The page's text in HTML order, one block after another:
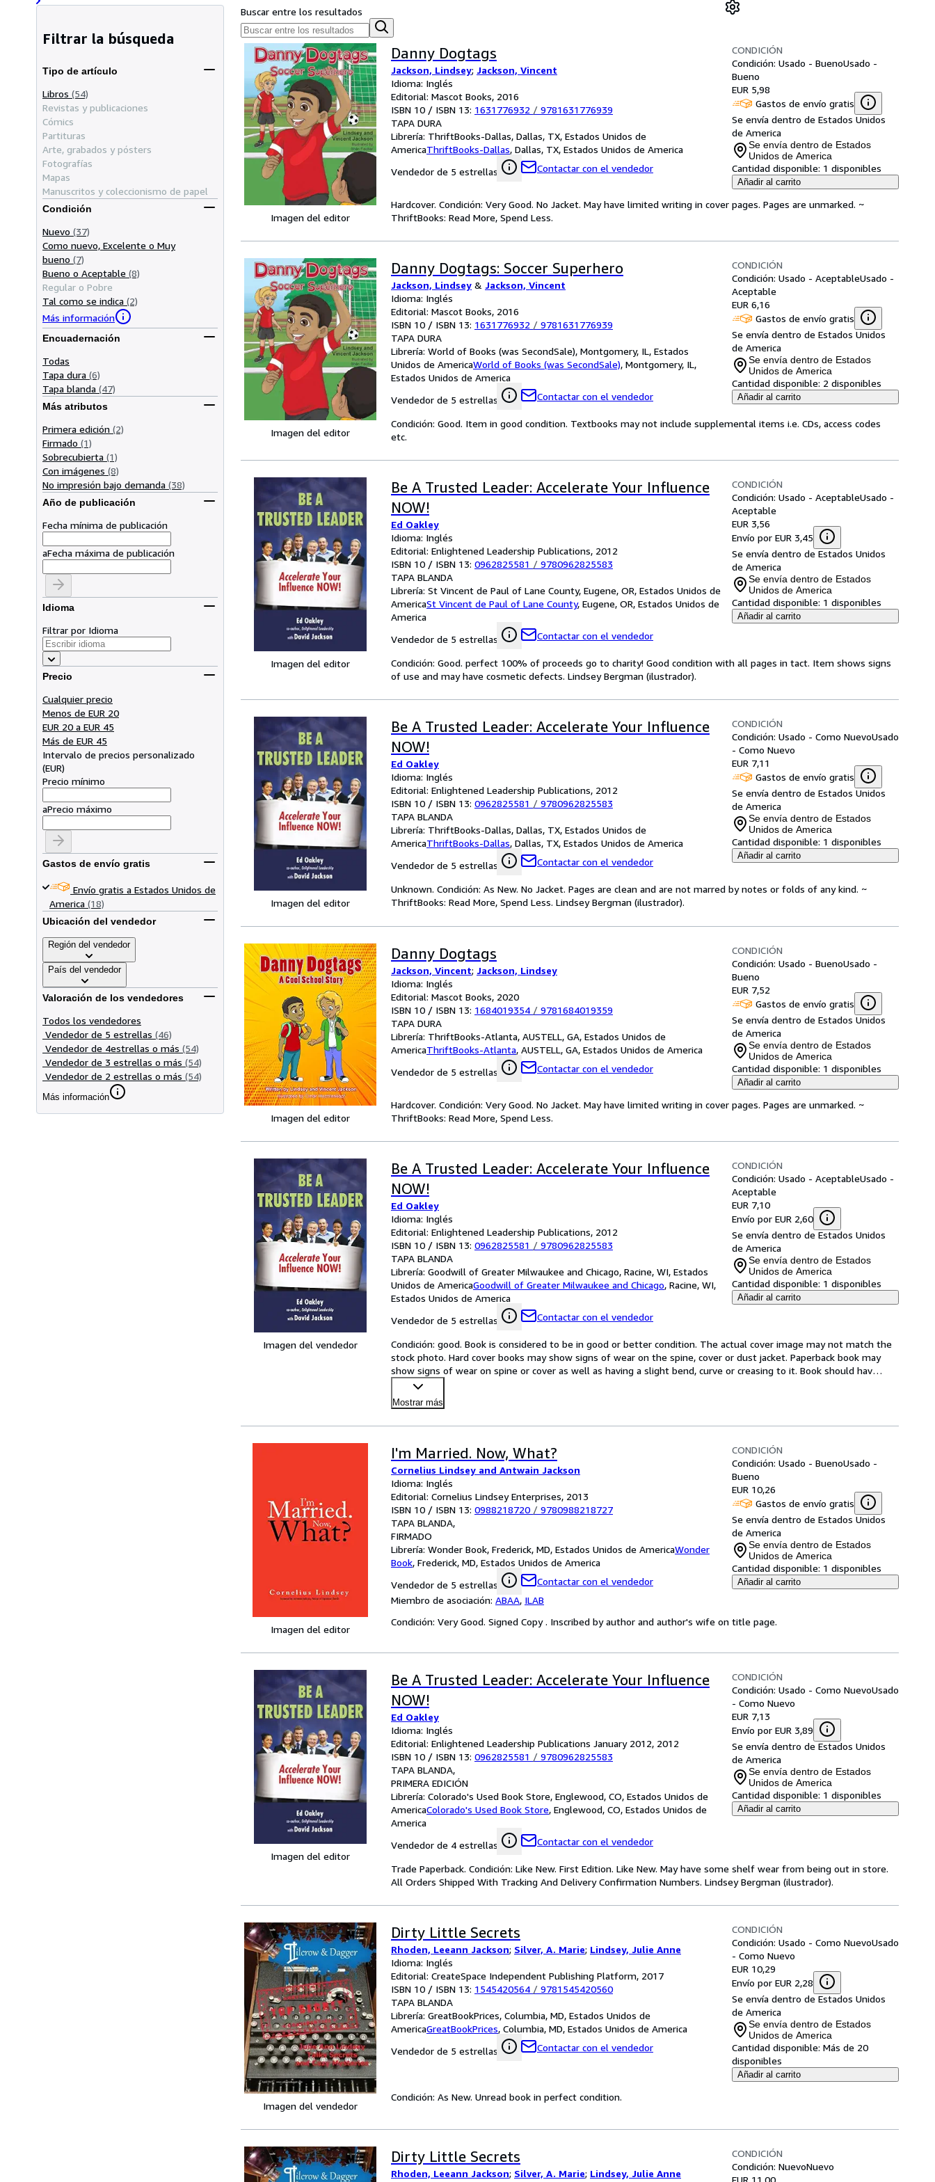
Filtrar la búsqueda
Tipo de artículo
Libros (54)
Revistas y publicaciones
Cómics
Partituras
Arte, grabados y pósters
Fotografías
Mapas
Manuscritos y coleccionismo de papel
Condición
Nuevo (37)
Como nuevo, Excelente o Muy
bueno (7)
Bueno o Aceptable (8)
Regular o Pobre
Tal como se indica (2)
Más información
Encuadernación
Todas
Tapa dura (6)
Tapa blanda (47)
Más atributos
Primera edición (2)
Firmado (1)
Sobrecubierta (1)
Con imágenes (8)
No impresión bajo demanda (38)
Año de publicación
Fecha mínima de publicación
aFecha máxima de publicación
Idioma
Filtrar por Idioma
Precio
Cualquier precio
Menos de EUR 20
EUR 20 a EUR 45
Más de EUR 45
Intervalo de precios personalizado
(EUR)
Precio mínimo
aPrecio máximo
Gastos de envío gratis
Envío gratis a Estados Unidos de
America (18)
Ubicación del vendedor
Región del vendedor
País del vendedor
Valoración de los vendedores
Todos los vendedores
Vendedor de 5 estrellas (46)
Vendedor de 4estrellas o más (54)
Vendedor de 3 estrellas o más (54)
Vendedor de 2 estrellas o más (54)
Más información
Buscar entre los resultados
Imagen del editor
Danny Dogtags
Jackson, Lindsey; Jackson, Vincent
Idioma: Inglés
Editorial: Mascot Books, 2016
ISBN 10 / ISBN 13: 1631776932 / 9781631776939
TAPA DURA
Librería: ThriftBooks-Dallas, Dallas, TX, Estados Unidos de
AmericaThriftBooks-Dallas, Dallas, TX, Estados Unidos de America
Vendedor de 5 estrellas
Contactar con el vendedor
CONDICIÓN
Condición: Usado - BuenoUsado -
Bueno
EUR 5,98
Gastos de envío gratis
Se envía dentro de Estados Unidos
de America
Se envía dentro de Estados
Unidos de America
Cantidad disponible: 1 disponibles
Añadir al carrito
Hardcover. Condición: Very Good. No Jacket. May have limited writing in cover pages. Pages are unmarked. ~
ThriftBooks: Read More, Spend Less.
Imagen del editor
Danny Dogtags: Soccer Superhero
Jackson, Lindsey & Jackson, Vincent
Idioma: Inglés
Editorial: Mascot Books, 2016
ISBN 10 / ISBN 13: 1631776932 / 9781631776939
TAPA DURA
Librería: World of Books (was SecondSale), Montgomery, IL, Estados
Unidos de AmericaWorld of Books (was SecondSale), Montgomery, IL,
Estados Unidos de America
Vendedor de 5 estrellas
Contactar con el vendedor
CONDICIÓN
Condición: Usado - AceptableUsado -
Aceptable
EUR 6,16
Gastos de envío gratis
Se envía dentro de Estados Unidos
de America
Se envía dentro de Estados
Unidos de America
Cantidad disponible: 2 disponibles
Añadir al carrito
Condición: Good. Item in good condition. Textbooks may not include supplemental items i.e. CDs, access codes
etc.
Imagen del editor
Be A Trusted Leader: Accelerate Your Influence
NOW!
Ed Oakley
Idioma: Inglés
Editorial: Enlightened Leadership Publications, 2012
ISBN 10 / ISBN 13: 0962825581 / 9780962825583
TAPA BLANDA
Librería: St Vincent de Paul of Lane County, Eugene, OR, Estados Unidos de
AmericaSt Vincent de Paul of Lane County, Eugene, OR, Estados Unidos de
America
Vendedor de 5 estrellas
Contactar con el vendedor
CONDICIÓN
Condición: Usado - AceptableUsado -
Aceptable
EUR 3,56
Envío por EUR 3,45
Se envía dentro de Estados Unidos
de America
Se envía dentro de Estados
Unidos de America
Cantidad disponible: 1 disponibles
Añadir al carrito
Condición: Good. perfect 100% of proceeds go to charity! Good condition with all pages in tact. Item shows signs
of use and may have cosmetic defects. Lindsey Bergman (ilustrador).
Imagen del editor
Be A Trusted Leader: Accelerate Your Influence
NOW!
Ed Oakley
Idioma: Inglés
Editorial: Enlightened Leadership Publications, 2012
ISBN 10 / ISBN 13: 0962825581 / 9780962825583
TAPA BLANDA
Librería: ThriftBooks-Dallas, Dallas, TX, Estados Unidos de
AmericaThriftBooks-Dallas, Dallas, TX, Estados Unidos de America
Vendedor de 5 estrellas
Contactar con el vendedor
CONDICIÓN
Condición: Usado - Como NuevoUsado
- Como Nuevo
EUR 7,11
Gastos de envío gratis
Se envía dentro de Estados Unidos
de America
Se envía dentro de Estados
Unidos de America
Cantidad disponible: 1 disponibles
Añadir al carrito
Unknown. Condición: As New. No Jacket. Pages are clean and are not marred by notes or folds of any kind. ~
ThriftBooks: Read More, Spend Less. Lindsey Bergman (ilustrador).
Imagen del editor
Danny Dogtags
Jackson, Vincent; Jackson, Lindsey
Idioma: Inglés
Editorial: Mascot Books, 2020
ISBN 10 / ISBN 13: 1684019354 / 9781684019359
TAPA DURA
Librería: ThriftBooks-Atlanta, AUSTELL, GA, Estados Unidos de
AmericaThriftBooks-Atlanta, AUSTELL, GA, Estados Unidos de America
Vendedor de 5 estrellas
Contactar con el vendedor
CONDICIÓN
Condición: Usado - BuenoUsado -
Bueno
EUR 7,52
Gastos de envío gratis
Se envía dentro de Estados Unidos
de America
Se envía dentro de Estados
Unidos de America
Cantidad disponible: 1 disponibles
Añadir al carrito
Hardcover. Condición: Very Good. No Jacket. May have limited writing in cover pages. Pages are unmarked. ~
ThriftBooks: Read More, Spend Less.
Imagen del vendedor
Be A Trusted Leader: Accelerate Your Influence
NOW!
Ed Oakley
Idioma: Inglés
Editorial: Enlightened Leadership Publications, 2012
ISBN 10 / ISBN 13: 0962825581 / 9780962825583
TAPA BLANDA
Librería: Goodwill of Greater Milwaukee and Chicago, Racine, WI, Estados
Unidos de AmericaGoodwill of Greater Milwaukee and Chicago, Racine, WI,
Estados Unidos de America
Vendedor de 5 estrellas
Contactar con el vendedor
CONDICIÓN
Condición: Usado - AceptableUsado -
Aceptable
EUR 7,10
Envío por EUR 2,60
Se envía dentro de Estados Unidos
de America
Se envía dentro de Estados
Unidos de America
Cantidad disponible: 1 disponibles
Añadir al carrito
Condición: good. Book is considered to be in good or better condition. The actual cover image may not match the
stock photo. Hard cover books may show signs of wear on the spine, cover or dust jacket. Paperback book may
show signs of wear on spine or cover as well as having a slight bend, curve or creasing to it. Book should hav…
Mostrar más
Imagen del editor
I'm Married. Now, What?
Cornelius Lindsey and Antwain Jackson
Idioma: Inglés
Editorial: Cornelius Lindsey Enterprises, 2013
ISBN 10 / ISBN 13: 0988218720 / 9780988218727
TAPA BLANDA
FIRMADO
Librería: Wonder Book, Frederick, MD, Estados Unidos de AmericaWonder
Book, Frederick, MD, Estados Unidos de America
Vendedor de 5 estrellas
Contactar con el vendedor
Miembro de asociación: ABAA, ILAB
CONDICIÓN
Condición: Usado - BuenoUsado -
Bueno
EUR 10,26
Gastos de envío gratis
Se envía dentro de Estados Unidos
de America
Se envía dentro de Estados
Unidos de America
Cantidad disponible: 1 disponibles
Añadir al carrito
Condición: Very Good. Signed Copy . Inscribed by author and author's wife on title page.
Imagen del editor
Be A Trusted Leader: Accelerate Your Influence
NOW!
Ed Oakley
Idioma: Inglés
Editorial: Enlightened Leadership Publications January 2012, 2012
ISBN 10 / ISBN 13: 0962825581 / 9780962825583
TAPA BLANDA
PRIMERA EDICIÓN
Librería: Colorado's Used Book Store, Englewood, CO, Estados Unidos de
AmericaColorado's Used Book Store, Englewood, CO, Estados Unidos de
America
Vendedor de 4 estrellas
Contactar con el vendedor
CONDICIÓN
Condición: Usado - Como NuevoUsado
- Como Nuevo
EUR 7,13
Envío por EUR 3,89
Se envía dentro de Estados Unidos
de America
Se envía dentro de Estados
Unidos de America
Cantidad disponible: 1 disponibles
Añadir al carrito
Trade Paperback. Condición: Like New. First Edition. Like New. May have some shelf wear from being out in store.
All Orders Shipped With Tracking And Delivery Confirmation Numbers. Lindsey Bergman (ilustrador).
Imagen del vendedor
Dirty Little Secrets
Rhoden, Leeann Jackson; Silver, A. Marie; Lindsey, Julie Anne
Idioma: Inglés
Editorial: CreateSpace Independent Publishing Platform, 2017
ISBN 10 / ISBN 13: 1545420564 / 9781545420560
TAPA BLANDA
Librería: GreatBookPrices, Columbia, MD, Estados Unidos de
AmericaGreatBookPrices, Columbia, MD, Estados Unidos de America
Vendedor de 5 estrellas
Contactar con el vendedor
CONDICIÓN
Condición: Usado - Como NuevoUsado
- Como Nuevo
EUR 10,29
Envío por EUR 2,28
Se envía dentro de Estados Unidos
de America
Se envía dentro de Estados
Unidos de America
Cantidad disponible: Más de 20
disponibles
Añadir al carrito
Condición: As New. Unread book in perfect condition.
Dirty Little Secrets
Rhoden, Leeann Jackson; Silver, A. Marie; Lindsey, Julie Anne
CONDICIÓN
Condición: NuevoNuevo
EUR 11,00